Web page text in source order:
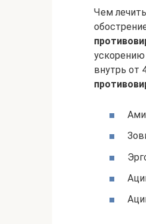
Чем
ускорению
внутрь от